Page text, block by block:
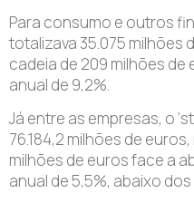
Para consumo e outros
totalizava 35.075 milhões
cadeia de 209 milhões de
anual de 9,2%.
Já entre as empresas, o
76.184,2 milhões de
milhões de euros face a
anual de 5,5%, abaixo